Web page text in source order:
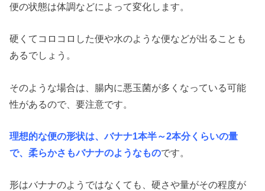
便の状態は体調などによって変化します。
硬くてコロコロした便や水のような便などが出ることも
あるでしょう。
そのような場合は、腸内に悪玉菌が多くなっている可能
性があるので、要注意です。
理想的な便の形状は、バナナ1本半～2本分くらいの量
で、柔らかさもバナナのようなものです。
形はバナナのようではなくても、硬さや量がその程度が